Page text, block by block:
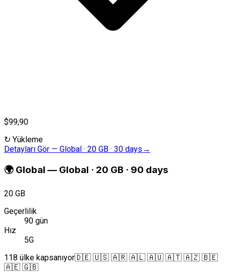
$99,90
↻ Yükleme
Detayları Gör — Global · 20 GB · 30 days →
🌍 Global — Global · 20 GB · 90 days
20 GB
Geçerlilik
90 gün
Hız
5G
118 ülke kapsanıyor🇩🇪 🇺🇸 🇦🇷 🇦🇱 🇦🇺 🇦🇹 🇦🇿 🇧🇪
🇦🇪 🇬🇧